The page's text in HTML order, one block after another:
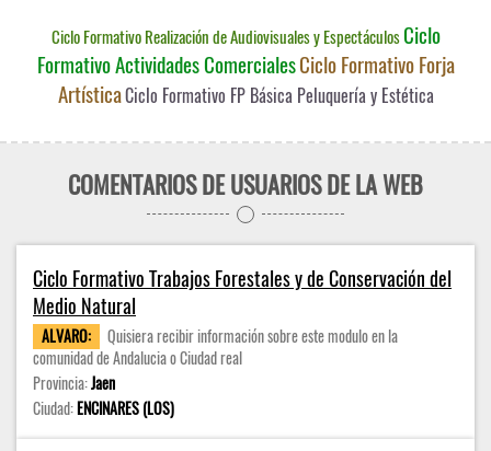
Ciclo Formativo Realización de Audiovisuales y EspectáculosCiclo
Formativo Actividades ComercialesCiclo Formativo Forja
ArtísticaCiclo Formativo FP Básica Peluquería y Estética
COMENTARIOS DE USUARIOS DE LA WEB
Ciclo Formativo Trabajos Forestales y de Conservación del
Medio Natural
ALVARO:
Quisiera recibir información sobre este modulo en la
comunidad de Andalucia o Ciudad real
Provincia:Jaen
Ciudad:ENCINARES (LOS)